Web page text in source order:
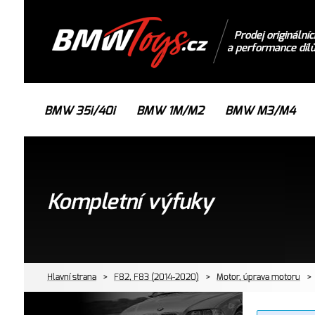
Prodej
a performance
BMW 35i/40i BMW 1M/M2 BMW M3/M4
Kompletní výfuky
Hlavní strana > F82, F83 (2014-2020) > Motor, úprava motoru >